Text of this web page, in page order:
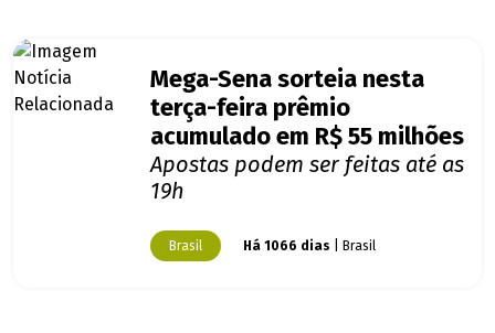
Mega-Sena sorteia nesta
terça-feira prêmio
acumulado em R$ 55 milhões
Apostas podem ser feitas até as
19h
Brasil Há 1066 dias | Brasil